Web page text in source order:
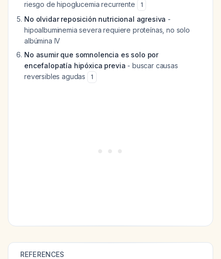
riesgo de hipoglucemia recurrente 1
No olvidar reposición nutricional agresiva -
hipoalbuminemia severa requiere proteínas, no solo
albúmina IV
No asumir que somnolencia es solo por
encefalopatía hipóxica previa - buscar causas
reversibles agudas
1
REFERENCES